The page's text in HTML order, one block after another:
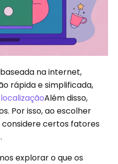
na internet,
rápida e simplificada,
localizaçãoAlém disso,
Por isso, ao escolher
certos fatores
explorar o que os